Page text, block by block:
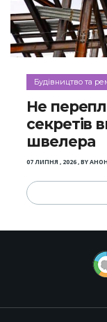
Будівництво та
Не
секретів
швелера
07 ЛИПНЯ , 2026,BY